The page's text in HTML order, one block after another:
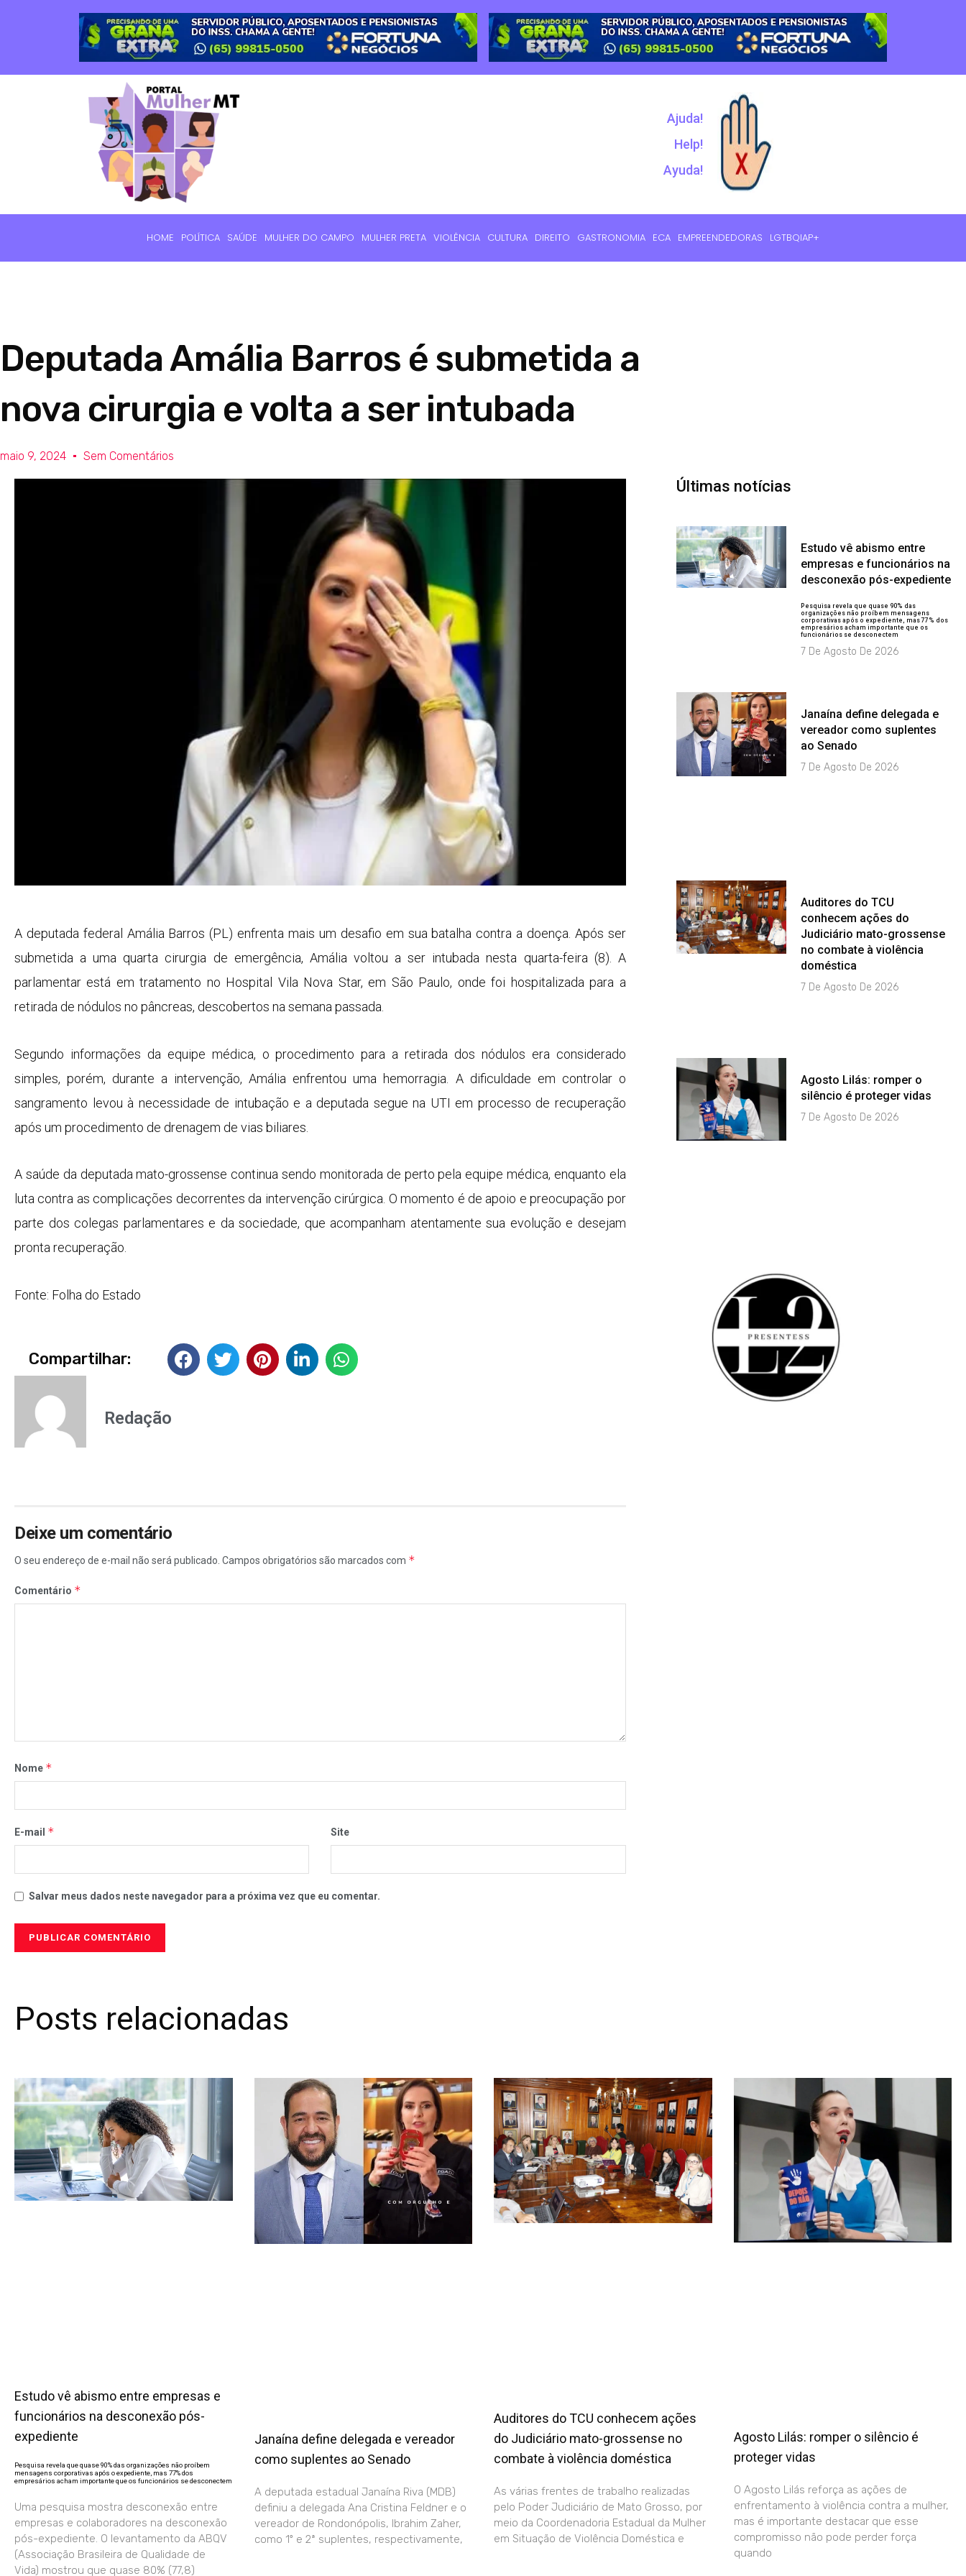
Ajuda!
Help!
Ayuda!
HOME POLÍTICA SAÚDE MULHER DO CAMPO MULHER PRETA VIOLÊNCIA CULTURA DIREITO GASTRONOMIA ECA EMPREENDEDORAS LGTBQIAP+
Deputada Amália Barros é submetida a
nova cirurgia e volta a ser intubada
maio 9, 2024 Sem Comentários
A deputada federal Amália Barros (PL) enfrenta mais um desafio em sua batalha contra a doença. Após ser
submetida a uma quarta cirurgia de emergência, Amália voltou a ser intubada nesta quarta-feira (8). A
parlamentar está em tratamento no Hospital Vila Nova Star, em São Paulo, onde foi hospitalizada para a
retirada de nódulos no pâncreas, descobertos na semana passada.
Segundo informações da equipe médica, o procedimento para a retirada dos nódulos era considerado
simples, porém, durante a intervenção, Amália enfrentou uma hemorragia. A dificuldade em controlar o
sangramento levou à necessidade de intubação e a deputada segue na UTI em processo de recuperação
após um procedimento de drenagem de vias biliares.
A saúde da deputada mato-grossense continua sendo monitorada de perto pela equipe médica, enquanto ela
luta contra as complicações decorrentes da intervenção cirúrgica. O momento é de apoio e preocupação por
parte dos colegas parlamentares e da sociedade, que acompanham atentamente sua evolução e desejam
pronta recuperação.
Fonte: Folha do Estado
Compartilhar:
Redação
Deixe um comentário
O seu endereço de e-mail não será publicado. Campos obrigatórios são marcados com *
Comentário *
Nome *
E-mail * Site
Salvar meus dados neste navegador para a próxima vez que eu comentar.
Últimas notícias
Estudo vê abismo entre
empresas e funcionários na
desconexão pós-expediente
Pesquisa revela que quase 90% das
organizações não proíbem mensagens
corporativas após o expediente, mas 77% dos
empresários acham importante que os
funcionários se desconectem
7 De Agosto De 2026
Janaína define delegada e
vereador como suplentes
ao Senado
7 De Agosto De 2026
Auditores do TCU
conhecem ações do
Judiciário mato-grossense
no combate à violência
doméstica
7 De Agosto De 2026
Agosto Lilás: romper o
silêncio é proteger vidas
7 De Agosto De 2026
Posts relacionadas
Estudo vê abismo entre empresas e
funcionários na desconexão pós-
expediente
Pesquisa revela que quase 90% das organizações não proíbem
mensagens corporativas após o expediente, mas 77% dos
empresários acham importante que os funcionários se desconectem
Uma pesquisa mostra desconexão entre
empresas e colaboradores na desconexão
pós-expediente. O levantamento da ABQV
(Associação Brasileira de Qualidade de
Vida) mostrou que quase 80% (77,8)
Janaína define delegada e vereador
como suplentes ao Senado
A deputada estadual Janaína Riva (MDB)
definiu a delegada Ana Cristina Feldner e o
vereador de Rondonópolis, Ibrahim Zaher,
como 1º e 2ª suplentes, respectivamente,
Auditores do TCU conhecem ações
do Judiciário mato-grossense no
combate à violência doméstica
As várias frentes de trabalho realizadas
pelo Poder Judiciário de Mato Grosso, por
meio da Coordenadoria Estadual da Mulher
em Situação de Violência Doméstica e
Agosto Lilás: romper o silêncio é
proteger vidas
O Agosto Lilás reforça as ações de
enfrentamento à violência contra a mulher,
mas é importante destacar que esse
compromisso não pode perder força
quando